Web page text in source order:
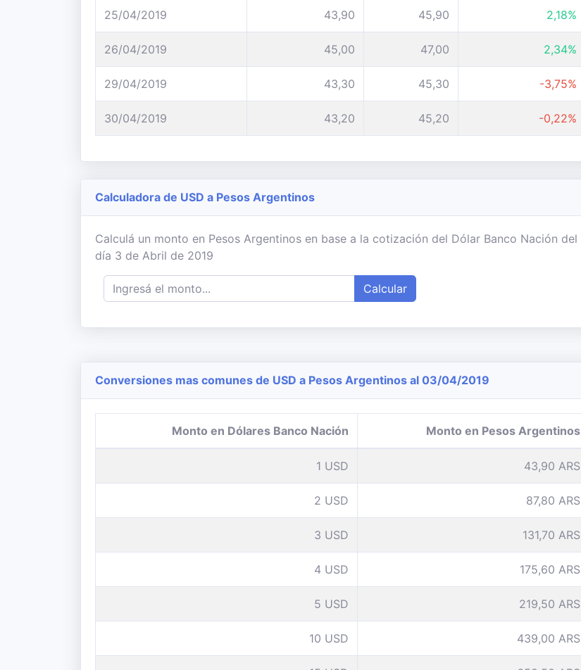
25/04/2019 43,90 45,90 2,18%
26/04/2019 45,00 47,00 2,34%
29/04/2019 43,30 45,30 -3,75%
30/04/2019 43,20 45,20 -0,22%
Calculadora de USD a Pesos Argentinos
Calculá un monto en Pesos Argentinos en base a la cotización del Dólar Banco Nación del
día 3 de Abril de 2019
Calcular
Conversiones mas comunes de USD a Pesos Argentinos al 03/04/2019
Monto en Dólares Banco Nación Monto en Pesos Argentinos
1 USD 43,90 ARS
2 USD 87,80 ARS
3 USD 131,70 ARS
4 USD 175,60 ARS
5 USD 219,50 ARS
10 USD 439,00 ARS